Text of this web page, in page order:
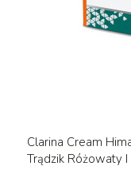
Clarina Cream
Trądzik Różowaty